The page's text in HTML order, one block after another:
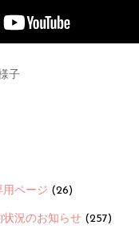
子
ページ (26)
況のお知らせ (257)